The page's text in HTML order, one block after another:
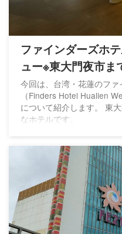
ファインダーズホ
ュー※東大門夜市ま
ホテル
今回は、台湾・花蓮のフ
（Finders Hotel Hualien
について紹介します。 東
なホテルです。